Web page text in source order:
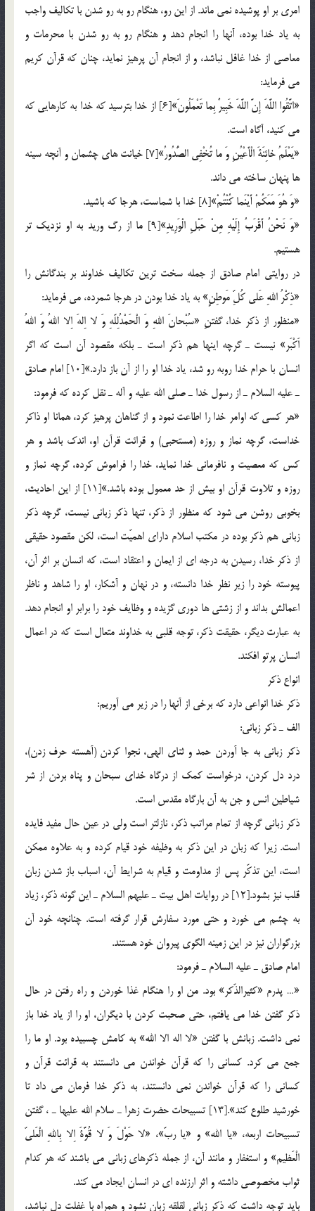
امري بر او پوشيده نمي ماند. از اين رو، هنگام رو به رو شدن با تكاليف واجب
به ياد خدا بوده، آنها را انجام دهد و هنگام رو به رو شدن با محرمات و
معاصي از خدا غافل نباشد، و از انجام آن پرهيز نمايد، چنان كه قرآن كريم
مي فرمايد:
«اتَّقُوا اللَّهَ إِنَّ اللَّهَ خَبِيرٌ بِما تَعْمَلُونَ»[6] از خدا بترسيد كه خدا به كارهايي كه
مي كنيد، آگاه است.
«يَعْلَمُ خائِنَةَ الْأَعْيُنِ وَ ما تُخْفِي الصُّدُورُ»[7] خيانت هاي چشمان و آنچه سينه
ها پنهان ساخته مي داند.
«وَ هُوَ مَعَكُمْ أَيْنَما كُنْتُمْ»[8] خدا با شماست، هرجا كه باشيد.
«وَ نَحْنُ أَقْرَبُ إِلَيْهِ مِنْ حَبْلِ الْوَرِيدِ»[9] ما از رگ وريد به او نزديك تر
هستيم.
در روايتي امام صادق از جمله سخت ترين تكاليف خداوند بر بندگانش را
«ذِكْرُ اللهِ عَلي كُلِّ مَوطِنٍ» به ياد خدا بودن در هرجا شمرده، مي فرمايد:
«منظور از ذكر خدا، گفتنِ «سُبْحانَ اللهِ وَ الْحَمْدُلِلّهِ وَ لا اِلهَ اِلا اللهُ وَ اللهُ
اَكْبَر» نيست ـ گرچه اينها هم ذكر است ـ بلكه مقصود آن است كه اگر
انسان با حرام خدا روبه رو شد، ياد خدا او را از آن باز دارد.»[10] امام صادق
ـ عليه السلام ـ از رسول خدا ـ صلي الله عليه و آله ـ نقل كرده كه فرمود:
«هر كسي كه اوامر خدا را اطاعت نمود و از گناهان پرهيز كرد، همانا او ذاكر
خداست، گرچه نماز و روزه (مستحبي) و قرائت قرآن او، اندك باشد و هر
كس كه معصيت و نافرماني خدا نمايد، خدا را فراموش كرده، گرچه نماز و
روزه و تلاوت قرآن او بيش از حد معمول بوده باشد.»[11] از اين احاديث،
بخوبي روشن مي شود كه منظور از ذكر، تنها ذكر زباني نيست، گرچه ذكر
زباني هم ذكر بوده در مكتب اسلام داراي اهميّت است، لكن مقصود حقيقي
از ذكر خدا، رسيدن به درجه اي از ايمان و اعتقاد است، كه انسان بر اثر آن،
پيوسته خود را زير نظر خدا دانسته، و در نهان و آشكار، او را شاهد و ناظر
اعمالش بداند و از زشتي ها دوري گزيده و وظايف خود را برابر او انجام دهد.
به عبارت ديگر، حقيقت ذكر، توجه قلبي به خداوند متعال است كه در اعمال
انسان پرتو افكند.
انواع ذكر
ذكر خدا انواعي دارد كه برخي از آنها را در زير مي آوريم:
الف ـ ذكر زباني:
ذكر زباني به جا آوردن حمد و ثناي الهي، نجوا كردن (آهسته حرف زدن)،
درد دل كردن، درخواست كمك از درگاه خداي سبحان و پناه بردن از شر
شياطين انس و جن به آن بارگاه مقدس است.
ذكر زباني گرچه از تمام مراتب ذكر، نازلتر است ولي در عين حال مفيد فايده
است. زيرا كه زبان در اين ذكر به وظيفه خود قيام كرده و به علاوه ممكن
است، اين تذكّر پس از مداومت و قيام به شرايط آن، اسباب باز شدن زبان
قلب نيز بشود.[12] در روايات اهل بيت ـ عليهم السلام ـ اين گونه ذكر، زياد
به چشم مي خورد و حتي مورد سفارش قرار گرفته است. چنانچه خود آن
بزرگواران نيز در اين زمينه الگوي پيروان خود هستند.
امام صادق ـ عليه السلام ـ فرمود:
«… پدرم «كثيرالذّكر» بود. من او را هنگام غذا خوردن و راه رفتن در حال
ذكر گفتن خدا مي يافتم، حتي صحبت كردن با ديگران، او را از ياد خدا باز
نمي داشت. زبانش با گفتن «لا اله الا الله» به كامش چسبيده بود. او ما را
جمع مي كرد. كساني را كه قرآن خواندن مي دانستند به قرائت قرآن و
كساني را كه قرآن خواندن نمي دانستند، به ذكر خدا فرمان مي داد تا
خورشيد طلوع كند».[13] تسبيحات حضرت زهرا ـ سلام الله عليها ـ ، گفتن
تسبيحات اربعه، «يا الله» و «يا ربّ»، «لا حَوْلَ وَ لا قُوَّةَ اِلا بِاللهِ الْعَليّ
الْعَظيم» و استغفار و مانند آن، از جمله ذكرهاي زباني مي باشند كه هر كدام
ثواب مخصوصي داشته و اثر ارزنده اي در انسان ايجاد مي كند.
بايد توجه داشت كه ذكر زباني لقلقه زبان نشود و همراه با غفلت دل نباشد،